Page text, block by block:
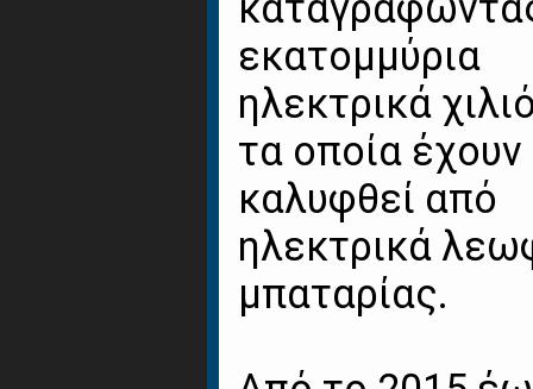
εκατομμύρια
ηλεκτρικά
τα οποία έχουν
καλυφθεί από
ηλεκτρικά
μπαταρίας.